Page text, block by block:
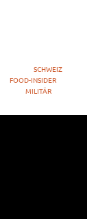
SCHWEIZ
FOOD-INSIDER
MILITÄR